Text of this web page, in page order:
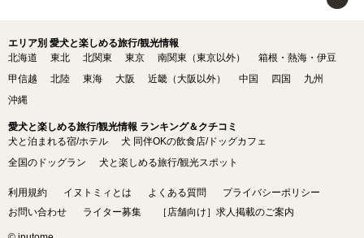
エリア別 愛犬と楽しめる旅行/観光情報
北海道
東北 北関東 東京 南関東（東京以外）
箱根・熱海・伊豆
甲信越
北陸 東海 大阪 近畿（大阪以外） 中国 四国
九州
沖縄
愛犬と楽しめる旅行/観光情報 ランキング＆クチコミ
犬と泊まれる宿/ホテル
犬 同伴OKの飲食店/ドッグカフェ
全国のドッグラン
犬と楽しめる旅行/観光スポット
利用規約 イヌトミィとは よくある質問
プライバシーポリシー
お問い合わせ
ライター募集 ［店舗向け］求人掲載のご案内